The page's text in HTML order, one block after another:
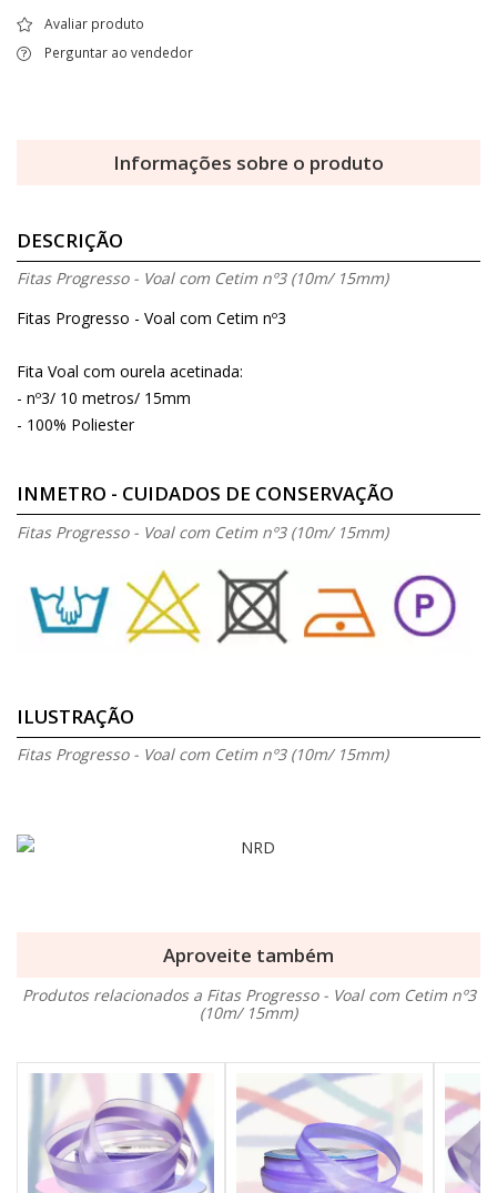
Avaliar produto
Perguntar ao vendedor
Informações sobre o produto
DESCRIÇÃO
Fitas Progresso - Voal com Cetim nº3 (10m/ 15mm)
Fitas Progresso - Voal com Cetim nº3
Fita Voal com ourela acetinada:
- nº3/ 10 metros/ 15mm
- 100% Poliester
INMETRO - CUIDADOS DE CONSERVAÇÃO
Fitas Progresso - Voal com Cetim nº3 (10m/ 15mm)
ILUSTRAÇÃO
Fitas Progresso - Voal com Cetim nº3 (10m/ 15mm)
Aproveite também
Produtos relacionados a Fitas Progresso - Voal com Cetim nº3
(10m/ 15mm)